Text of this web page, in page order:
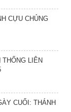
CỰU CHỦNG
LIÊN
CUỐI: THÁNH